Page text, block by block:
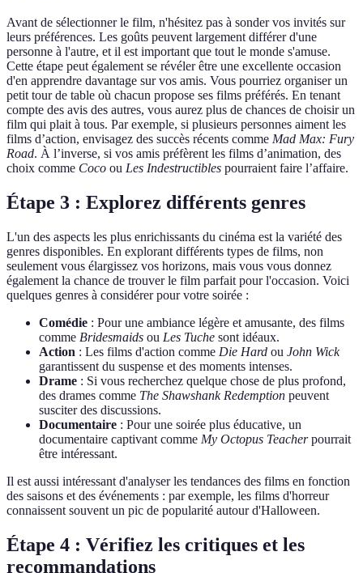
Avant de sélectionner le film, n'hésitez pas à sonder vos invités sur
leurs préférences. Les goûts peuvent largement différer d'une
personne à l'autre, et il est important que tout le monde s'amuse.
Cette étape peut également se révéler être une excellente occasion
d'en apprendre davantage sur vos amis. Vous pourriez organiser un
petit tour de table où chacun propose ses films préférés. En tenant
compte des avis des autres, vous aurez plus de chances de choisir un
film qui plait à tous. Par exemple, si plusieurs personnes aiment les
films d’action, envisagez des succès récents comme Mad Max: Fury
Road. À l’inverse, si vos amis préfèrent les films d’animation, des
choix comme Coco ou Les Indestructibles pourraient faire l’affaire.
Étape 3 : Explorez différents genres
L'un des aspects les plus enrichissants du cinéma est la variété des
genres disponibles. En explorant différents types de films, non
seulement vous élargissez vos horizons, mais vous vous donnez
également la chance de trouver le film parfait pour l'occasion. Voici
quelques genres à considérer pour votre soirée :
Comédie : Pour une ambiance légère et amusante, des films
comme Bridesmaids ou Les Tuche sont idéaux.
Action : Les films d'action comme Die Hard ou John Wick
garantissent du suspense et des moments intenses.
Drame : Si vous recherchez quelque chose de plus profond,
des drames comme The Shawshank Redemption peuvent
susciter des discussions.
Documentaire : Pour une soirée plus éducative, un
documentaire captivant comme My Octopus Teacherpourrait
être intéressant.
Il est aussi intéressant d'analyser les tendances des films en fonction
des saisons et des événements : par exemple, les films d'horreur
connaissent souvent un pic de popularité autour d'Halloween.
Étape 4 : Vérifiez les critiques et les
recommandations